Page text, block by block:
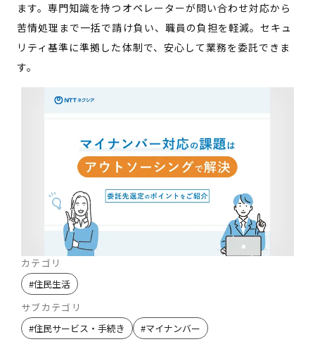
ます。専門知識を持つオペレーターが問い合わせ対応から
苦情処理まで一括で請け負い、職員の負担を軽減。セキュ
リティ基準に準拠した体制で、安心して業務を委託できま
す。
カテゴリ
#住民生活
サブカテゴリ
#住民サービス・手続き #マイナンバー